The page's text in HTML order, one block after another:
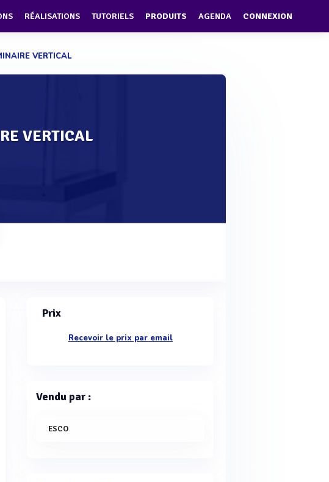
RÉALISATIONS TUTORIELS PRODUITS AGENDA CONNEXION
VERTICAL
VERTICAL
Prix
Recevoir le prix par email
Vendu par :
ESCO